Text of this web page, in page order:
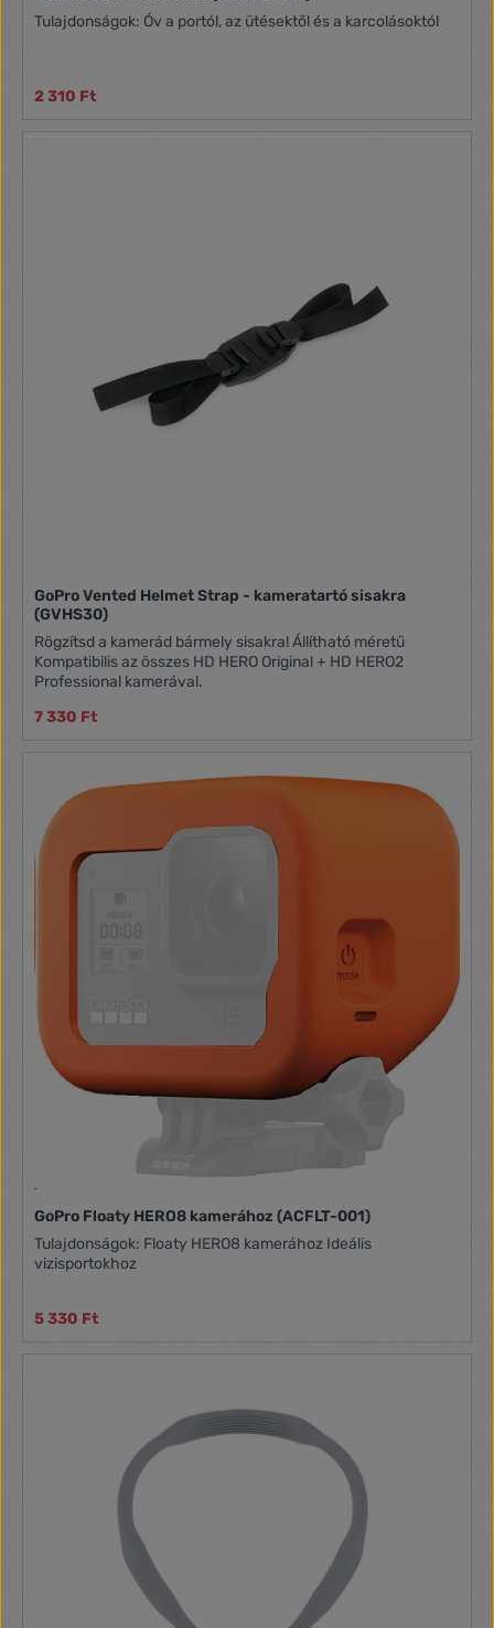
Tulajdonságok: Óv a portól, az ütésektől és a karcolásoktól
2 310 Ft
GoPro Vented Helmet Strap - kameratartó sisakra
(GVHS30)
Rögzítsd a kamerád bármely sisakra! Állítható méretű
Kompatibilis az összes HD HERO Original + HD HERO2
Professional kamerával.
7 330 Ft
GoPro Floaty HERO8 kamerához (ACFLT-001)
Tulajdonságok: Floaty HERO8 kamerához Ideális
vizisportokhoz
5 330 Ft